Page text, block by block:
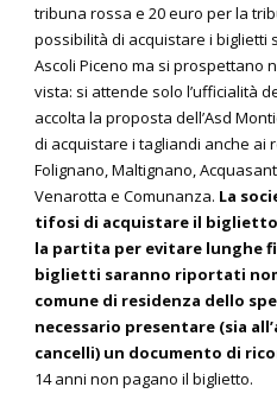
tribuna rossa e 20 euro per la
possibilità di acquistare i biglietti
Ascoli Piceno ma si prospettano
vista: si attende solo l’ufficialità
accolta la proposta dell’Asd
di acquistare i tagliandi anche ai
Folignano, Maltignano,
Venarotta e Comunanza. La
tifosi di acquistare il
la partita per evitare lunghe
biglietti saranno riportati
comune di residenza dello
necessario presentare (sia
cancelli) un documento di
14 anni non pagano il biglietto.